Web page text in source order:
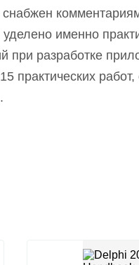
именно
при разработке
практических